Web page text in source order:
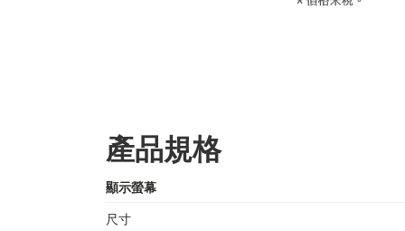
產品規格
顯示螢幕
尺寸